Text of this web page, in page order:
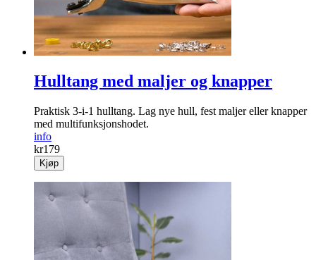
Hulltang med maljer og knapper
Praktisk 3-i-1 hulltang. Lag nye hull, fest maljer eller knapper
med multifunksjonshodet.
info
kr179
Kjøp